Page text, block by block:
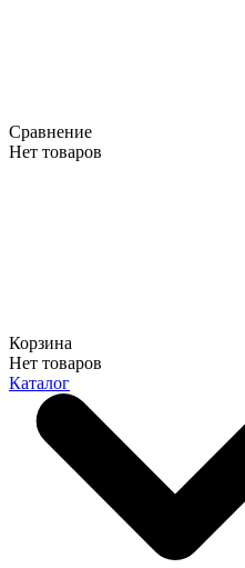
Сравнение
Нет товаров
Корзина
Нет товаров
Каталог